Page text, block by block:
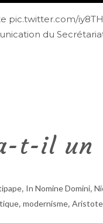
pic.twitter.com/
du
t-il un
, In Nomine Domini,
, modernisme, Aristote